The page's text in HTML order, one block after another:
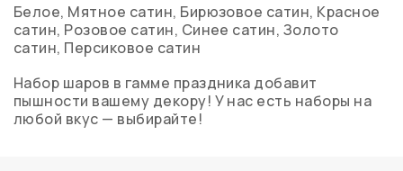
Белое, Мятное сатин, Бирюзовое сатин, Красное
сатин, Розовое сатин, Синее сатин, Золото
сатин, Персиковое сатин
Набор шаров в гамме праздника добавит
пышности вашему декору! У нас есть наборы на
любой вкус — выбирайте!